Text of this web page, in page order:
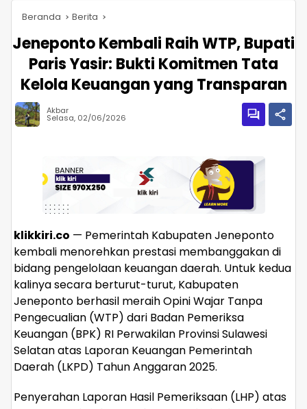
Beranda Berita
Jeneponto Kembali Raih WTP, Bupati
Paris Yasir: Bukti Komitmen Tata
Kelola Keuangan yang Transparan
Akbar
Selasa, 02/06/2026
klikkiri.co — Pemerintah Kabupaten Jeneponto
kembali menorehkan prestasi membanggakan di
bidang pengelolaan keuangan daerah. Untuk kedua
kalinya secara berturut-turut, Kabupaten
Jeneponto berhasil meraih Opini Wajar Tanpa
Pengecualian (WTP) dari Badan Pemeriksa
Keuangan (BPK) RI Perwakilan Provinsi Sulawesi
Selatan atas Laporan Keuangan Pemerintah
Daerah (LKPD) Tahun Anggaran 2025.
Penyerahan Laporan Hasil Pemeriksaan (LHP) atas